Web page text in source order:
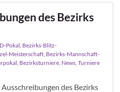
des Bezirks
Pokal Bezirks-Blitz-
Meisterschaft Bezirks-Mannschaft-
Bezirksturniere News Turniere
des Bezirks